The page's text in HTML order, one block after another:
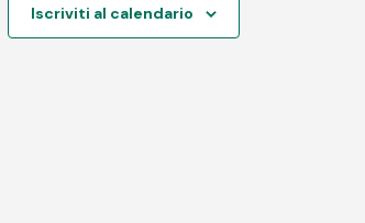
Iscriviti al calendario